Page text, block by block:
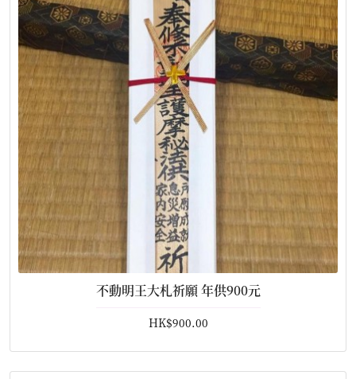
不動明王大札祈願 年供900元
HK$900.00